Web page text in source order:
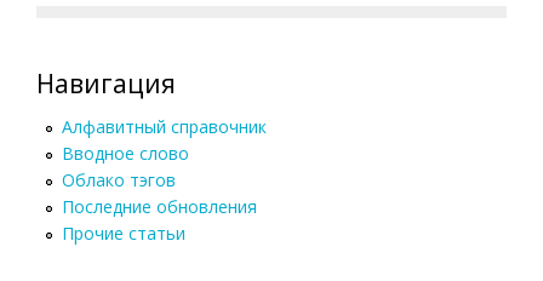
Навигация
Алфавитный справочник
Вводное слово
Облако тэгов
Последние обновления
Прочие статьи